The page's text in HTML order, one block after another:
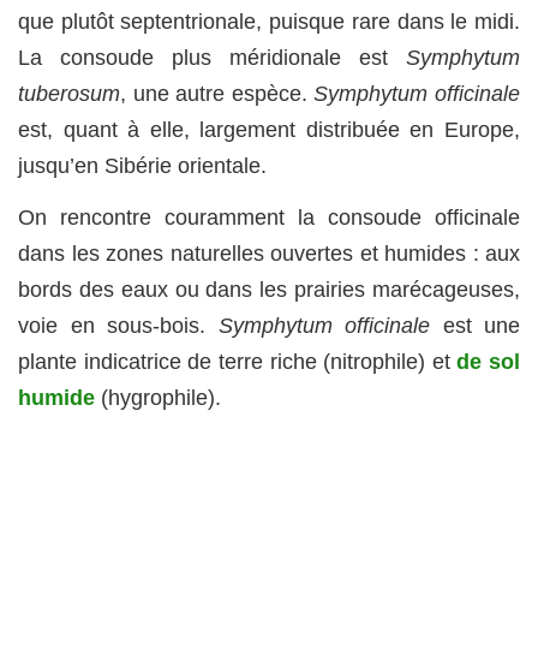
que plutôt septentrionale, puisque rare dans le midi.
La consoude plus méridionale est Symphytum
tuberosum, une autre espèce.Symphytum officinale
est, quant à elle, largement distribuée en Europe,
jusqu’en Sibérie orientale.
On rencontre couramment la consoude officinale
dans les zones naturelles ouvertes et humides : aux
bords des eaux ou dans les prairies marécageuses,
voie en sous-bois. Symphytum officinale est une
plante indicatrice de terre riche (nitrophile) etde sol
humide (hygrophile).